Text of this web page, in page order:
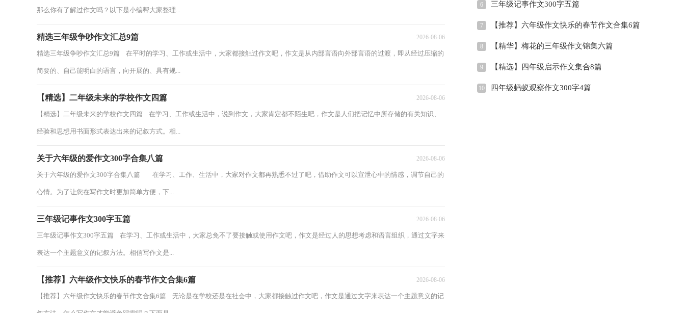
那么你有了解过作文吗？以下是小编帮大家整理...
精选三年级争吵作文汇总9篇 2026-08-06
精选三年级争吵作文汇总9篇 在平时的学习、工作或生活中，大家都接触过作文吧，作文是从内部言语向外部言语的过渡，即从经过压缩的
简要的、自己能明白的语言，向开展的、具有规...
【精选】二年级未来的学校作文四篇 2026-08-06
【精选】二年级未来的学校作文四篇 在学习、工作或生活中，说到作文，大家肯定都不陌生吧，作文是人们把记忆中所存储的有关知识、
经验和思想用书面形式表达出来的记叙方式。相...
关于六年级的爱作文300字合集八篇 2026-08-06
关于六年级的爱作文300字合集八篇 在学习、工作、生活中，大家对作文都再熟悉不过了吧，借助作文可以宣泄心中的情感，调节自己的
心情。为了让您在写作文时更加简单方便，下...
三年级记事作文300字五篇 2026-08-06
三年级记事作文300字五篇 在学习、工作或生活中，大家总免不了要接触或使用作文吧，作文是经过人的思想考虑和语言组织，通过文字来
表达一个主题意义的记叙方法。相信写作文是...
【推荐】六年级作文快乐的春节作文合集6篇 2026-08-06
【推荐】六年级作文快乐的春节作文合集6篇 无论是在学校还是在社会中，大家都接触过作文吧，作文是通过文字来表达一个主题意义的记
6 三年级记事作文300字五篇
7 【推荐】六年级作文快乐的春节作文合集6篇
8 【精华】梅花的三年级作文锦集六篇
9 【精选】四年级启示作文集合8篇
10 四年级蚂蚁观察作文300字4篇